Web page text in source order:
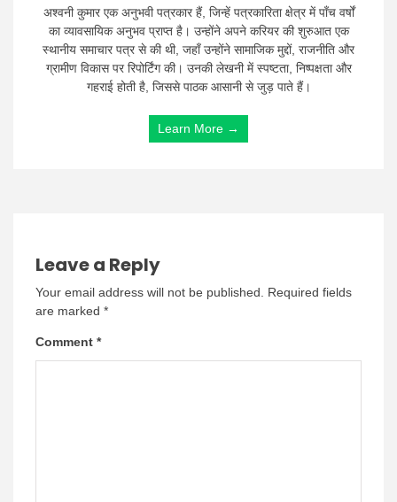
अश्वनी कुमार एक अनुभवी पत्रकार हैं, जिन्हें पत्रकारिता क्षेत्र में पाँच वर्षों
का व्यावसायिक अनुभव प्राप्त है। उन्होंने अपने करियर की शुरुआत एक
स्थानीय समाचार पत्र से की थी, जहाँ उन्होंने सामाजिक मुद्दों, राजनीति और
ग्रामीण विकास पर रिपोर्टिंग की। उनकी लेखनी में स्पष्टता, निष्पक्षता और
गहराई होती है, जिससे पाठक आसानी से जुड़ पाते हैं।
Learn More →
Leave a Reply
Your email address will not be published.
Required fields
are marked *
Comment *